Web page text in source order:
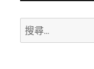
搜
尋